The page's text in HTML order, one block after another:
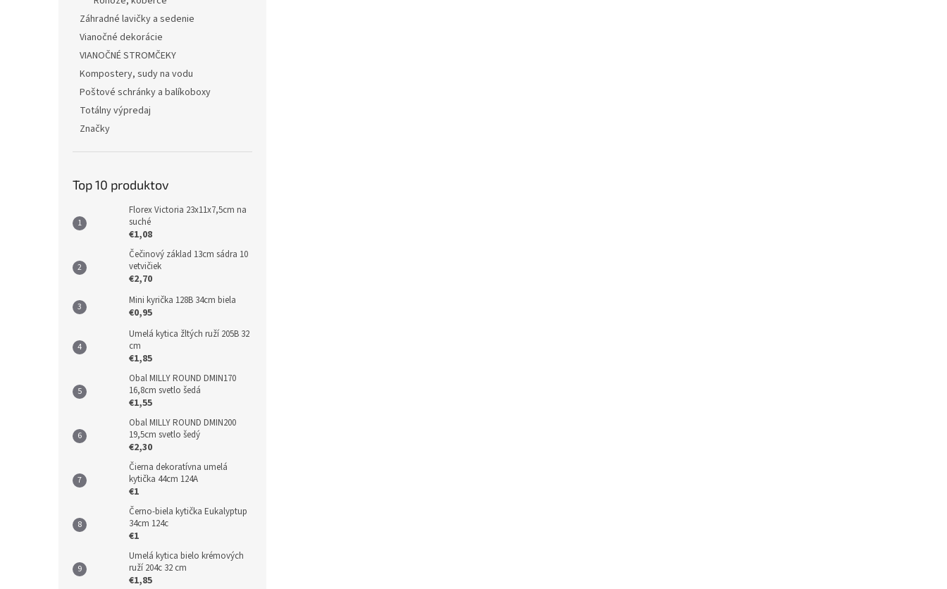
Záhradné lavičky a sedenie
Vianočné dekorácie
VIANOČNÉ STROMČEKY
Kompostery, sudy na vodu
Poštové schránky a balíkoboxy
Totálny výpredaj
Značky
Top 10 produktov
Florex Victoria 23x11x7,5cm na
suché
€1,08
Čečinový základ 13cm sádra 10
vetvičiek
€2,70
Mini kyrička 128B 34cm biela
€0,95
Umelá kytica žltých ruží 205B 32
cm
€1,85
Obal MILLY ROUND DMIN170
16,8cm svetlo šedá
€1,55
Obal MILLY ROUND DMIN200
19,5cm svetlo šedý
€2,30
Čierna dekoratívna umelá
kytička 44cm 124A
€1
Černo-biela kytička Eukalyptup
34cm 124c
€1
Umelá kytica bielo krémových
ruží 204c 32 cm
€1,85